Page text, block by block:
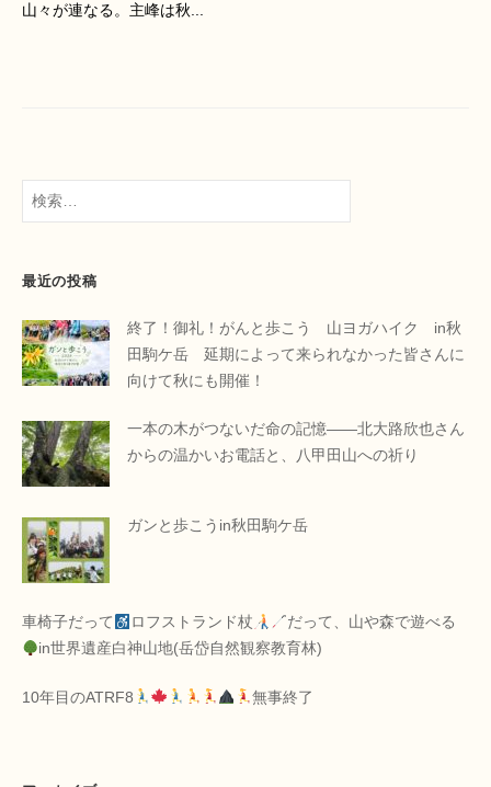
山々が連なる。主峰は秋...
検
索:
最近の投稿
終了！御礼！がんと歩こう 山ヨガハイク in秋
田駒ケ岳 延期によって来られなかった皆さんに
向けて秋にも開催！
一本の木がつないだ命の記憶――北大路欣也さん
からの温かいお電話と、八甲田山への祈り
ガンと歩こうin秋田駒ケ岳
車椅子だって ロフストランド杖
だって、山や森で遊べる
in世界遺産白神山地(岳岱自然観察教育林)
10年目のATRF8 無事終了